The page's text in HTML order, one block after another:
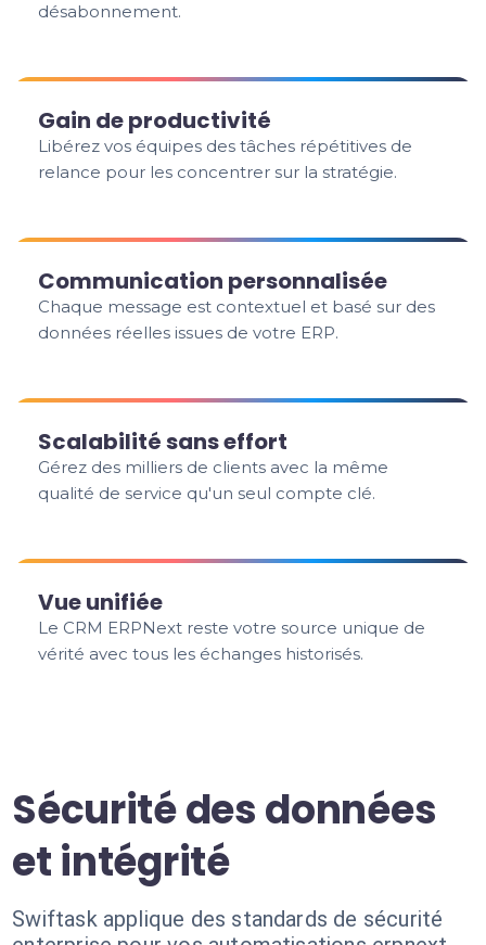
désabonnement.
Gain de productivité
Libérez vos équipes des tâches répétitives de
relance pour les concentrer sur la stratégie.
Communication personnalisée
Chaque message est contextuel et basé sur des
données réelles issues de votre ERP.
Scalabilité sans effort
Gérez des milliers de clients avec la même
qualité de service qu'un seul compte clé.
Vue unifiée
Le CRM ERPNext reste votre source unique de
vérité avec tous les échanges historisés.
Sécurité des données
et intégrité
Swiftask applique des standards de sécurité